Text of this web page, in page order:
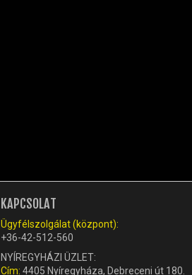
KAPCSOLAT
Ügyfélszolgálat (központ):
+36-42-512-560
NYÍREGYHÁZI ÜZLET:
Cím: 4405 Nyíregyháza, Debreceni út 180.